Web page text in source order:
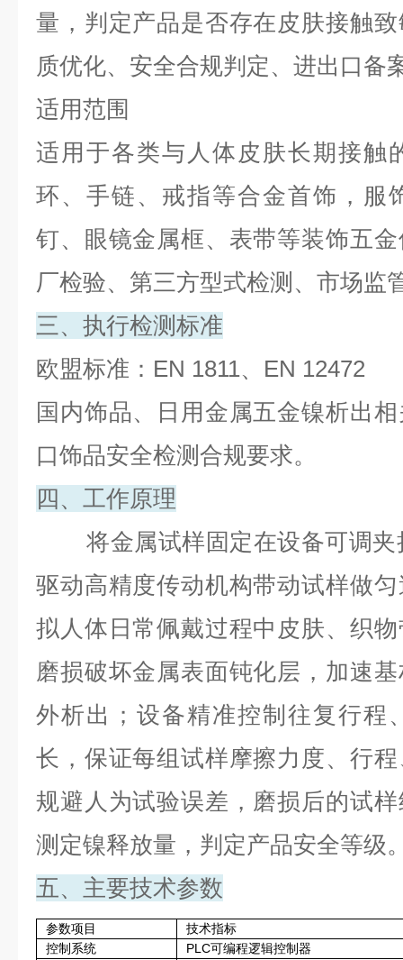
量，判定产品是否存在皮肤接触
质优化、安全合规判定、进出口备
适用范围
适用于各类与人体皮肤长期接触
环、手链、戒指等合金首饰，服
钉、眼镜金属框、表带等装饰五
厂检验、第三方型式检测、市场监
三、执行检测标准
欧盟标准： EN 1811、 EN 12472
国内饰品、日用金属五金镍析出
口饰品安全检测合规要求。
四、工作原理
将金属试样固定在设备可调
驱动高精度传动机构带动试样做
拟人体日常佩戴过程中皮肤、织
磨损破坏金属表面钝化层，加速
外析出；设备精准控制往复行程
长，保证每组试样摩擦力度、行
规避人为试验误差，磨损后的试
测定镍释放量，判定产品安全等级
五、主要技术参数
参数项目
技术指标
控制系统
PLC可编程逻辑控制器